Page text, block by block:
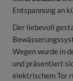
Entspannung an
Der liebevoll
Wegen wurde in
und präsentiert
elektrischem Tor